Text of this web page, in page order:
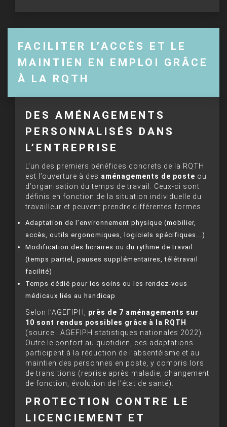
FACILITER L’ACCÈS ET LE
MAINTIEN EN EMPLOI GRÂCE
À LA RQTH
DES AMÉNAGEMENTS
PERSONNALISÉS DANS
L’ENTREPRISE
L’un des premiers bénéfices concrets de la RQTH
est l’ouverture à des aménagements de poste ou
d’organisation du temps de travail. Ceux-ci sont
définis en fonction de la situation individuelle du
travailleur et peuvent prendre différentes formes :
Adaptation de l’environnement physique (mobilier,
accès, outils ergonomiques, logiciels spécifiques...)
Modification des horaires ou du rythme de travail
(temps partiel, pauses supplémentaires, télétravail
facilité)
Temps dédié pour les soins ou les rendez-vous
médicaux liés au handicap
Selon l’AGEFIPH, près de 7 aménagements sur
10 sont rendus possibles grâce à la RQTH
(source : AGEFIPH statistiques nationales 2022).
Outre le confort au quotidien, ces adaptations
participent à la réduction de l’absentéisme et au
maintien des personnes en poste, y compris lors
de transitions (reprise après maladie, changement
de fonction, évolution de l’état de santé).
PROTECTION CONTRE LE
LICENCIEMENT ET